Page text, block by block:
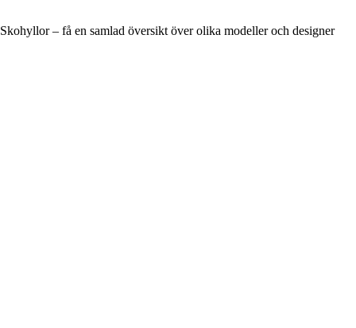
Skohyllor – få en samlad översikt över olika modeller och designer